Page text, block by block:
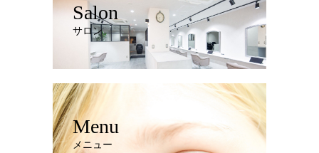
Salon
サロン
Menu
メニュー